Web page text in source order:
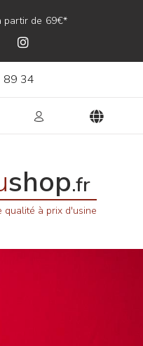
partir de 69€*
89 34
shop.fr
qualité à prix d'usine